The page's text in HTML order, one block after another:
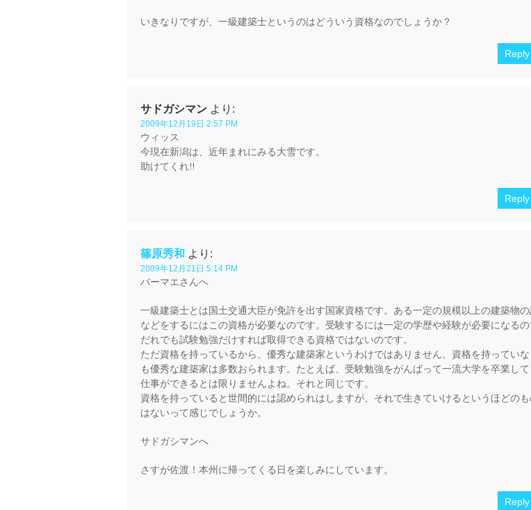
いきなりですが、一級建築士というのはどういう資格なのでしょうか？
Reply
サドガシマン より:
2009年12月19日 2:57 PM
ウィッス
今現在新潟は、近年まれにみる大雪です。
助けてくれ!!
Reply
篠原秀和 より:
2009年12月21日 5:14 PM
バーマエさんへ
一級建築士とは国土交通大臣が免許を出す国家資格です。ある一定の規模以上の建築物
などをするにはこの資格が必要なのです。受験するには一定の学歴や経験が必要になるの
だれでも試験勉強だけすれば取得できる資格ではないのです。
ただ資格を持っているから、優秀な建築家というわけではありません。資格を持っていな
も優秀な建築家は多数おられます。たとえば、受験勉強をがんばって一流大学を卒業して
仕事ができるとは限りませんよね。それと同じです。
資格を持っていると世間的には認められはしますが、それで生きていけるというほどの
はないって感じでしょうか。
サドガシマンへ
さすが佐渡！本州に帰ってくる日を楽しみにしています。
Reply